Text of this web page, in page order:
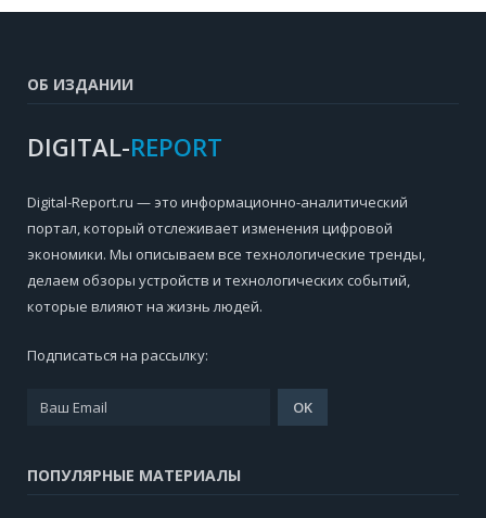
ОБ ИЗДАНИИ
DIGITAL-REPORT
Digital-Report.ru — это информационно-аналитический
портал, который отслеживает изменения цифровой
экономики. Мы описываем все технологические тренды,
делаем обзоры устройств и технологических событий,
которые влияют на жизнь людей.
Подписаться на рассылку:
ПОПУЛЯРНЫЕ МАТЕРИАЛЫ